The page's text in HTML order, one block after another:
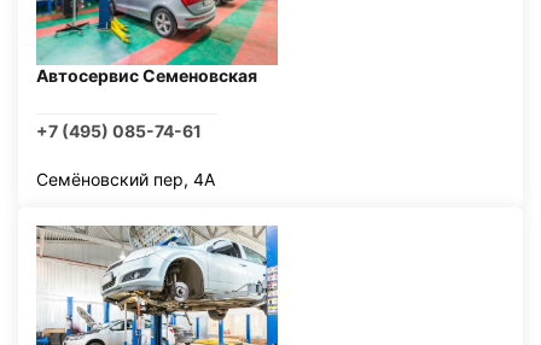
Автосервис Семеновская
+7 (495) 085-74-61
Семёновский пер, 4А